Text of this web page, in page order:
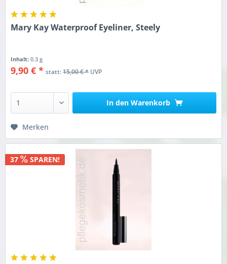
Mary Kay Waterproof Eyeliner, Steely
Inhalt:0.3 g
9,90 € * statt:15,00 € *UVP
In den Warenkorb
Merken
37 SPAREN!